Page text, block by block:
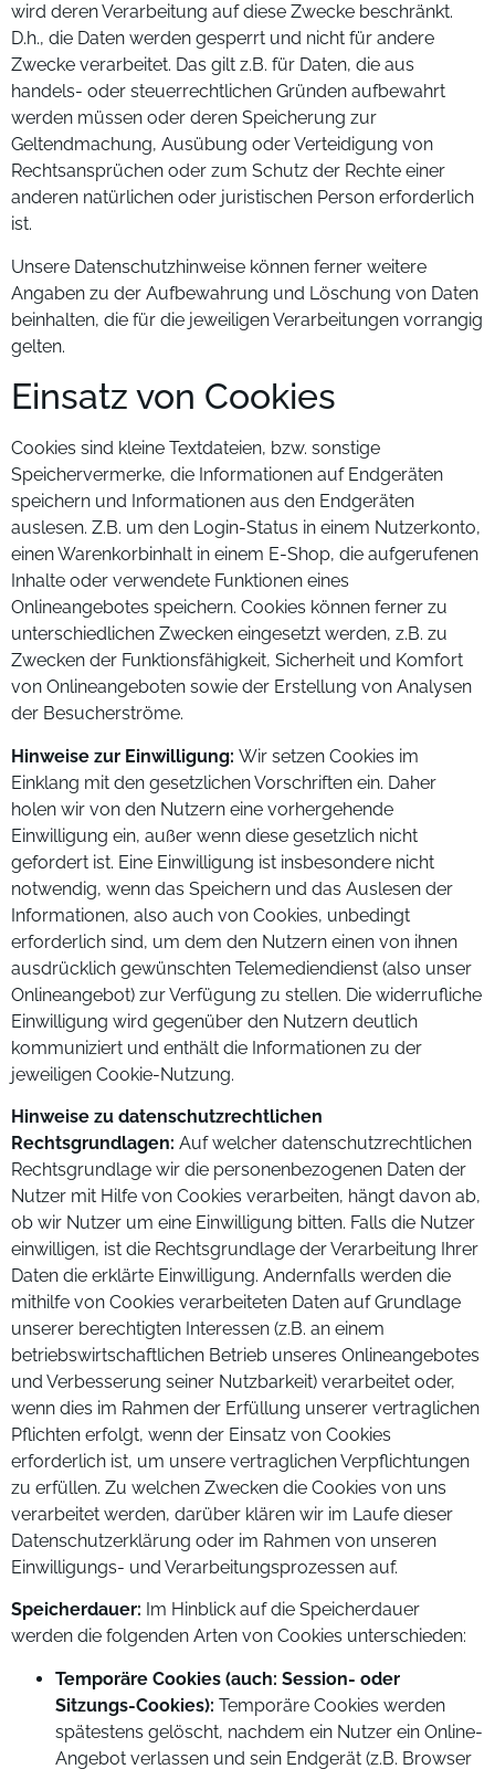
wird deren Verarbeitung auf diese Zwecke beschränkt.
D.h., die Daten werden gesperrt und nicht für andere
Zwecke verarbeitet. Das gilt z.B. für Daten, die aus
handels- oder steuerrechtlichen Gründen aufbewahrt
werden müssen oder deren Speicherung zur
Geltendmachung, Ausübung oder Verteidigung von
Rechtsansprüchen oder zum Schutz der Rechte einer
anderen natürlichen oder juristischen Person erforderlich
ist.
Unsere Datenschutzhinweise können ferner weitere
Angaben zu der Aufbewahrung und Löschung von Daten
beinhalten, die für die jeweiligen Verarbeitungen vorrangig
gelten.
Einsatz von Cookies
Cookies sind kleine Textdateien, bzw. sonstige
Speichervermerke, die Informationen auf Endgeräten
speichern und Informationen aus den Endgeräten
auslesen. Z.B. um den Login-Status in einem Nutzerkonto,
einen Warenkorbinhalt in einem E-Shop, die aufgerufenen
Inhalte oder verwendete Funktionen eines
Onlineangebotes speichern. Cookies können ferner zu
unterschiedlichen Zwecken eingesetzt werden, z.B. zu
Zwecken der Funktionsfähigkeit, Sicherheit und Komfort
von Onlineangeboten sowie der Erstellung von Analysen
der Besucherströme.
Hinweise zur Einwilligung: Wir setzen Cookies im
Einklang mit den gesetzlichen Vorschriften ein. Daher
holen wir von den Nutzern eine vorhergehende
Einwilligung ein, außer wenn diese gesetzlich nicht
gefordert ist. Eine Einwilligung ist insbesondere nicht
notwendig, wenn das Speichern und das Auslesen der
Informationen, also auch von Cookies, unbedingt
erforderlich sind, um dem den Nutzern einen von ihnen
ausdrücklich gewünschten Telemediendienst (also unser
Onlineangebot) zur Verfügung zu stellen. Die widerrufliche
Einwilligung wird gegenüber den Nutzern deutlich
kommuniziert und enthält die Informationen zu der
jeweiligen Cookie-Nutzung.
Hinweise zu datenschutzrechtlichen
Rechtsgrundlagen: Auf welcher datenschutzrechtlichen
Rechtsgrundlage wir die personenbezogenen Daten der
Nutzer mit Hilfe von Cookies verarbeiten, hängt davon ab,
ob wir Nutzer um eine Einwilligung bitten. Falls die Nutzer
einwilligen, ist die Rechtsgrundlage der Verarbeitung Ihrer
Daten die erklärte Einwilligung. Andernfalls werden die
mithilfe von Cookies verarbeiteten Daten auf Grundlage
unserer berechtigten Interessen (z.B. an einem
betriebswirtschaftlichen Betrieb unseres Onlineangebotes
und Verbesserung seiner Nutzbarkeit) verarbeitet oder,
wenn dies im Rahmen der Erfüllung unserer vertraglichen
Pflichten erfolgt, wenn der Einsatz von Cookies
erforderlich ist, um unsere vertraglichen Verpflichtungen
zu erfüllen. Zu welchen Zwecken die Cookies von uns
verarbeitet werden, darüber klären wir im Laufe dieser
Datenschutzerklärung oder im Rahmen von unseren
Einwilligungs- und Verarbeitungsprozessen auf.
Speicherdauer: Im Hinblick auf die Speicherdauer
werden die folgenden Arten von Cookies unterschieden:
Temporäre Cookies (auch: Session- oder
Sitzungs-Cookies): Temporäre Cookies werden
spätestens gelöscht, nachdem ein Nutzer ein Online-
Angebot verlassen und sein Endgerät (z.B. Browser